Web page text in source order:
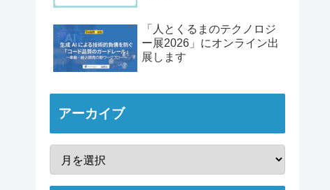
「人とくるまのテクノロジ
ー展2026」にオンライン出
展します
アーカイブ